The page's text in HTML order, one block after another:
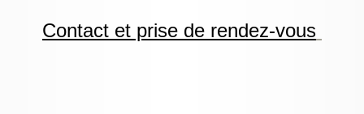
Contact et prise de rendez-vous